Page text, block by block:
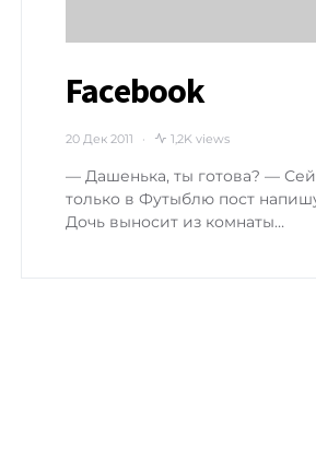
Facebook
20 Дек 2011 1,2K views
— Дашенька, ты готова? —
только в Футыблю пост
Дочь выносит из комнаты…